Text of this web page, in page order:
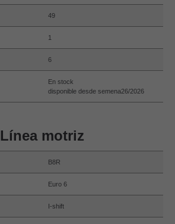
49
1
6
En stock
disponible desde semena26/2026
Línea motriz
B8R
Euro 6
I-shift